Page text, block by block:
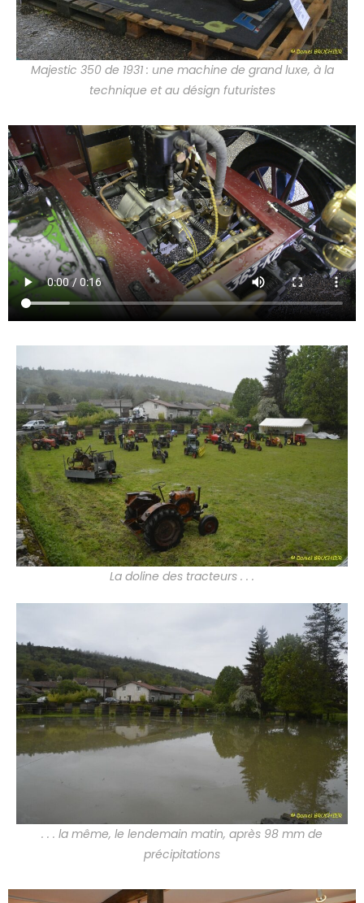
Majestic 350 de 1931 : une machine de grand luxe, à la
technique et au désign futuristes
La doline des tracteurs . . .
. . . la même, le lendemain matin, après 98 mm de
précipitations